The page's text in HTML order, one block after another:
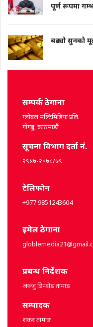
पूर्ण रूपमा
बढ्यो सुनको
सम्पर्क ठेगाना
ग्लोबल मल्टिमिडिया प्रा.लि.
गोंगबु, काठमाडौं
सूचना विभाग दर्ता नं.
२९४७-२०७८/७९
टेलिफोन
+977 9851243604
इमेल ठेगाना
प्रबन्ध निर्देशक
अञ्जु डिम्दोङ तामाङ
सम्पादक
शंकर तामाङ